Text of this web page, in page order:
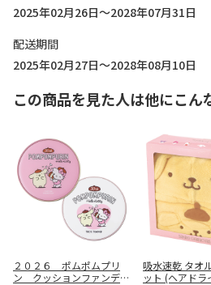
2025年02月26日～2028年07月31日
配送期間
2025年02月27日～2028年08月10日
この商品を見た人は他にこん
２０２６ ポムポムプリ
ン クッションファンデ＆
吸水速乾 タオ
ット (ヘアドラ